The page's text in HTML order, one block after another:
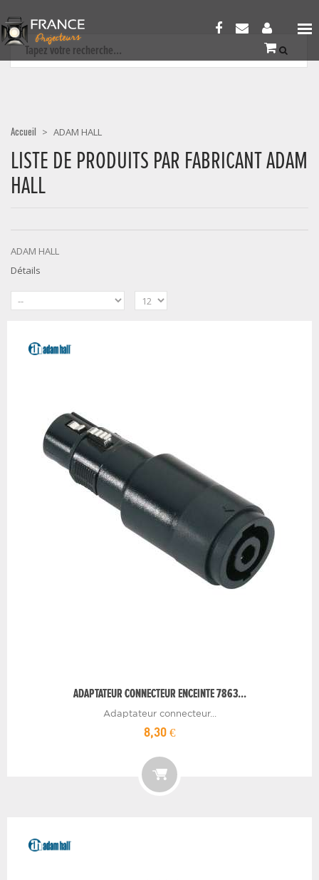
Accueil > ADAM HALL
LISTE DE PRODUITS PAR FABRICANT ADAM
HALL
ADAM HALL
Détails
ADAPTATEUR CONNECTEUR ENCEINTE 7863...
Adaptateur connecteur...
8,30 €